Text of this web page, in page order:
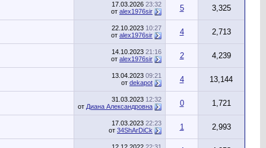
17.03.2026 23:32
от alex1976sir 5 3,325
22.10.2023 10:27
от alex1976sir 4 2,713
14.10.2023 21:16
от alex1976sir 2 4,239
13.04.2023 09:21
от dekapot 4 13,144
31.03.2023 12:32
от Диана Александровна 0 1,721
17.03.2023 22:23
от 34ShArDiCk 1 2,993